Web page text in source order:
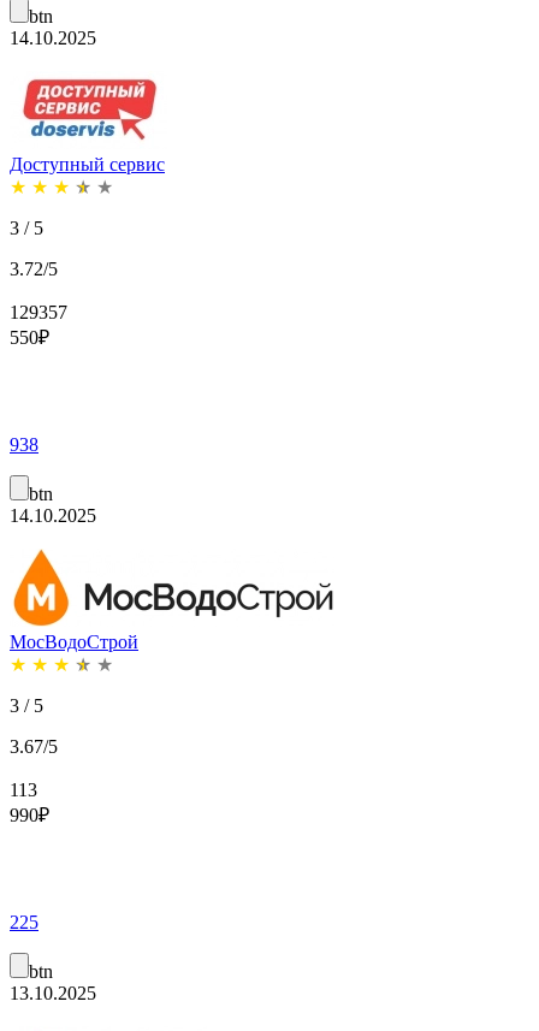
btn
14.10.2025
Доступный сервис
★ ★ ★ ★ ★
3 / 5
3.72/5
129357
550₽
938
btn
14.10.2025
МосВодоСтрой
★ ★ ★ ★ ★
3 / 5
3.67/5
113
990₽
225
btn
13.10.2025